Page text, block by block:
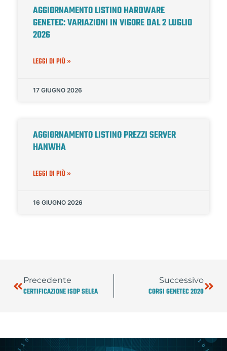
AGGIORNAMENTO LISTINO HARDWARE
GENETEC: VARIAZIONI IN VIGORE DAL 2 LUGLIO
2026
LEGGI DI PIÙ »
17 GIUGNO 2026
AGGIORNAMENTO LISTINO PREZZI SERVER
HANWHA
LEGGI DI PIÙ »
16 GIUGNO 2026
Precedente
CERTIFICAZIONE ISDP SELEA
Successivo
CORSI GENETEC 2020